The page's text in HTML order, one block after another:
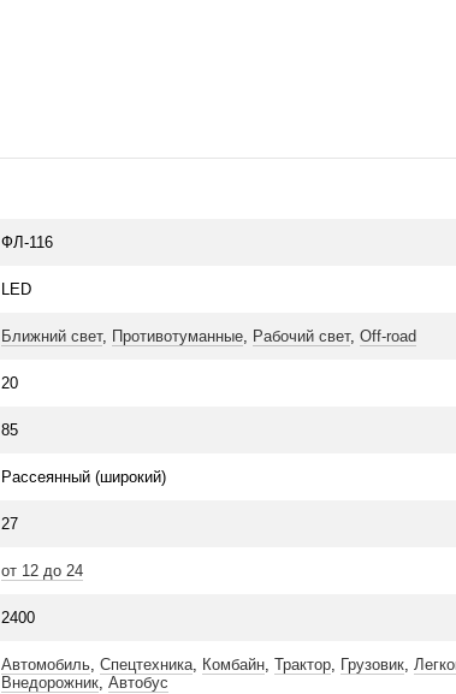
ФЛ-116
LED
Ближний свет, Противотуманные, Рабочий свет, Off-road
20
85
Рассеянный (широкий)
27
от 12 до 24
2400
Автомобиль, Спецтехника, Комбайн, Трактор, Грузовик,
Внедорожник, Автобус